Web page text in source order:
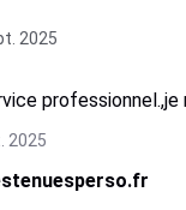
2025
2025